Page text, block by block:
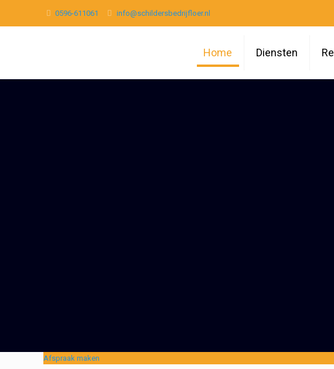
0596-611061 info@schildersbedrijfloer.nl
Home Diensten
Afspraak maken